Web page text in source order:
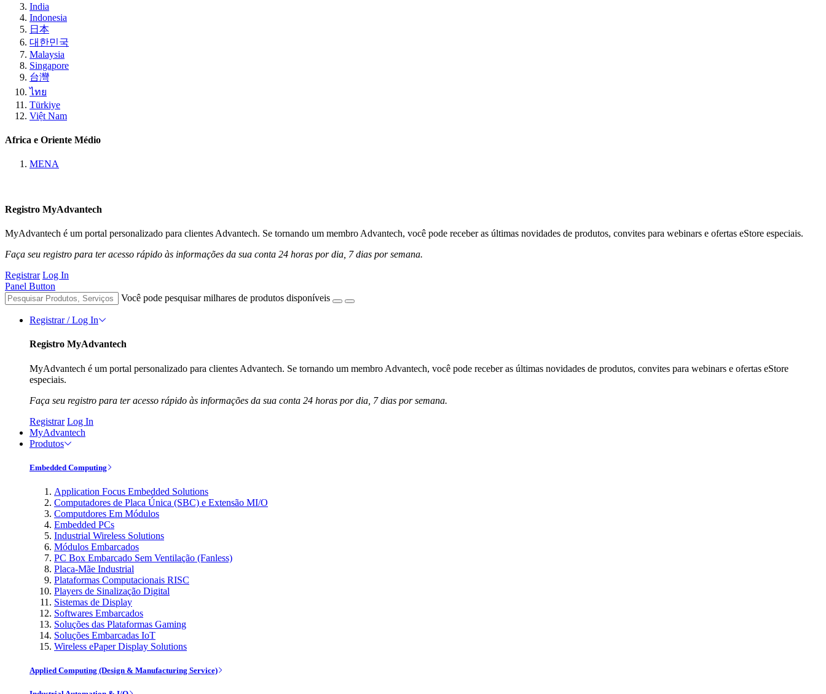
India
Indonesia
日本
대한민국
Malaysia
Singapore
台灣
ไทย
Türkiye
Việt Nam
Africa e Oriente Médio
MENA
Registro MyAdvantech
MyAdvantech é um portal personalizado para clientes Advantech. Se tornando um membro Advantech, você pode receber as últimas novidades de produtos, convites para webinars e ofertas eStore especiais.
Faça seu registro para ter acesso rápido às informações da sua conta 24 horas por dia, 7 dias por semana.
Registrar Log In
Panel Button
Você pode pesquisar milhares de produtos disponíveis
Registrar / Log In
Registro MyAdvantech
MyAdvantech é um portal personalizado para clientes Advantech. Se tornando um membro Advantech, você pode receber as últimas novidades de produtos, convites para webinars e ofertas eStore
especiais.
Faça seu registro para ter acesso rápido às informações da sua conta 24 horas por dia, 7 dias por semana.
Registrar Log In
MyAdvantech
Produtos
Embedded Computing
Application Focus Embedded Solutions
Computadores de Placa Única (SBC) e Extensão MI/O
Computdores Em Módulos
Embedded PCs
Industrial Wireless Solutions
Módulos Embarcados
PC Box Embarcado Sem Ventilação (Fanless)
Placa-Mãe Industrial
Plataformas Computacionais RISC
Players de Sinalização Digital
Sistemas de Display
Softwares Embarcados
Soluções das Plataformas Gaming
Soluções Embarcadas IoT
Wireless ePaper Display Solutions
Applied Computing (Design & Manufacturing Service)